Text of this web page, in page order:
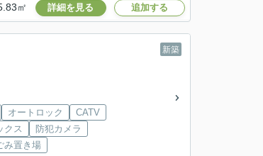
㎡ 詳細を見る 追加する
新築
オートロック
CATV
クス
防犯カメラ
み置き場